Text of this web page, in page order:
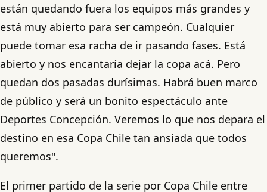
están quedando fuera los equipos más grandes y
está muy abierto para ser campeón. Cualquier
puede tomar esa racha de ir pasando fases. Está
abierto y nos encantaría dejar la copa acá. Pero
quedan dos pasadas durísimas. Habrá buen marco
de público y será un bonito espectáculo ante
Deportes Concepción. Veremos lo que nos depara el
destino en esa Copa Chile tan ansiada que todos
queremos".
El primer partido de la serie por Copa Chile entre